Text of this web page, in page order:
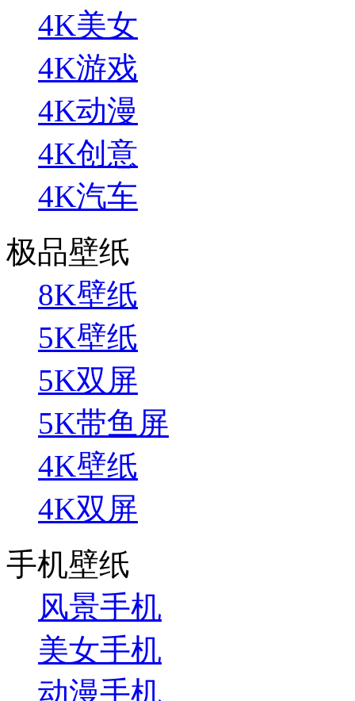
4K美女
4K游戏
4K动漫
4K创意
4K汽车
极品壁纸
8K壁纸
5K壁纸
5K双屏
5K带鱼屏
4K壁纸
4K双屏
手机壁纸
风景手机
美女手机
动漫手机